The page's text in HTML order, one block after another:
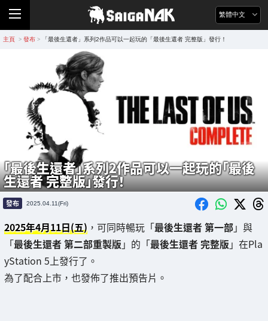
繁體中文
主頁 > 發布 > 「最後生還者」系列2作品可以一起玩的「最後生還者 完整版」發行！
「最後生還者」系列2作品可以一起玩的「最後
生還者 完整版」發行！
發布 2025.04.11(Fri)
2025年4月11日(五) ，可同時暢玩「最後生還者 第一部」與
「最後生還者 第二部重製版 」的「最後生還者 完整版 」在Pla
yStation 5上發行了。
為了配合上市，也發佈了推出預告片。